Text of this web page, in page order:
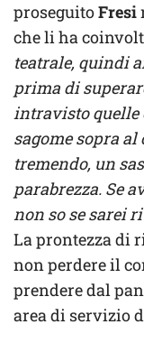
proseguitoFresi
che li ha
teatrale, quindi
prima di
intravisto quelle
sagome sopra
tremendo, un
parabrezza. Se
non so se sarei
La prontezza di
non perdere il
prendere dal
area di servizio